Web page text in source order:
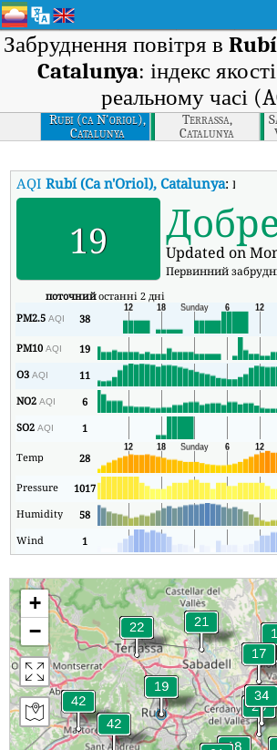
Забруднення повітря в
Catalunya: індекс
реальному часі
Rubi (ca N'oriol),
Catalunya
Terrassa,
Catalunya
AQIRubí (Ca n'Oriol), Catalunya:Індекс
19 Updated on
Первинний
поточнийостанні 2 дні
PM2.5AQI 38
PM10AQI 19
O3AQI 11
NO2AQI 6
SO2AQI 1
Temp 28
Pressure 1017
Humidity
58
Wind
1
+
−